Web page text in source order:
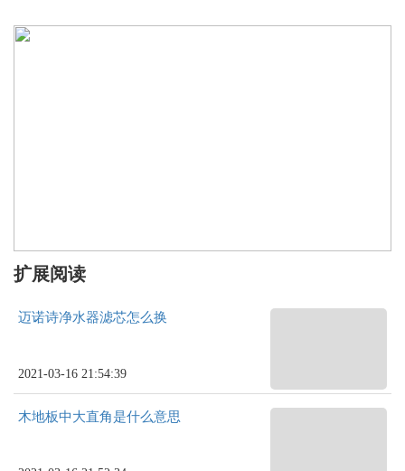
扩展阅读
迈诺诗净水器滤芯怎么换
2021-03-16 21:54:39
木地板中大直角是什么意思